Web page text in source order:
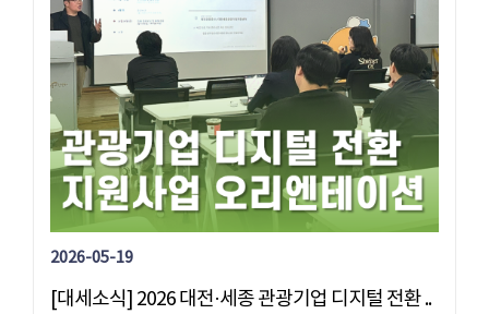
2026-05-19
[대세소식] 2026 대전·세종 관광기업 디지털 전환 ..